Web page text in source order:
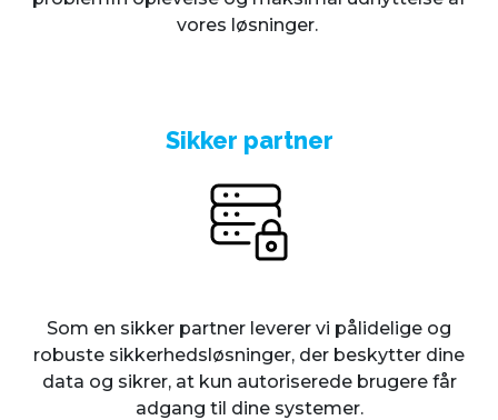
vores løsninger.
Sikker partner
Som en sikker partner leverer vi pålidelige og
robuste sikkerhedsløsninger, der beskytter dine
data og sikrer, at kun autoriserede brugere får
adgang til dine systemer.